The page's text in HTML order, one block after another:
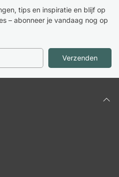
tips en inspiratie en blijf op
– abonneer je vandaag nog op
Verzenden